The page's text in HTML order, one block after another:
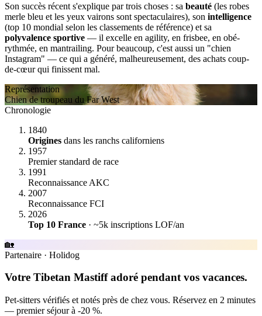
Son succès récent s'explique par trois choses : sa beauté (les robes
merle bleu et les yeux vairons sont spectaculaires), son intelligence
(top 10 mondial selon les classements de référence) et sa
polyvalence sportive — il excelle en agility, en frisbee, en obé-
rythmée, en mantrailing. Pour beaucoup, c'est aussi un "chien
Instagram" — ce qui a généré, malheureusement, des achats coup-
de-cœur qui finissent mal.
Représentation
Chien de troupeau du Far West
Chronologie
1840
Origines dans les ranchs californiens
1957
Premier standard de race
1991
Reconnaissance AKC
2007
Reconnaissance FCI
2026
Top 10 France · ~5k inscriptions LOF/an
🏡
Partenaire · Holidog
Votre Tibetan Mastiff adoré pendant vos vacances.
Pet-sitters vérifiés et notés près de chez vous. Réservez en 2 minutes
— premier séjour à -20 %.